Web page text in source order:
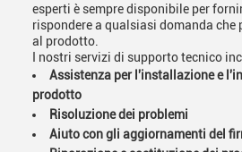
esperti è sempre disponibile per
rispondere a qualsiasi domanda che
al prodotto.
I nostri servizi di supporto tecnico
Assistenza per l'installazione e
prodotto
Risoluzione dei problemi
Aiuto con gli aggiornamenti del